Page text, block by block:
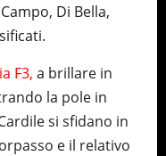
Di Bella,
F3, a brillare in
la pole in
si sfidano in
e il relativo